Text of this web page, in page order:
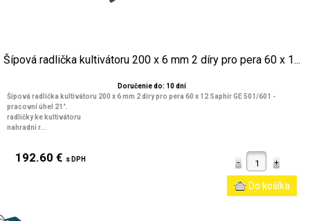
Šípová radlička kultivátoru 200 x 6 mm 2 díry pro pera 60 x 1...
Doručenie do: 10 dní
Šípová radlička kultivátoru 200 x 6 mm 2 díry pro pera 60 x 12 Saphir GE 501/601 -
pracovní úhel 21°.
radličky ke kultivátoru
nahradní r...
192.60 € s DPH